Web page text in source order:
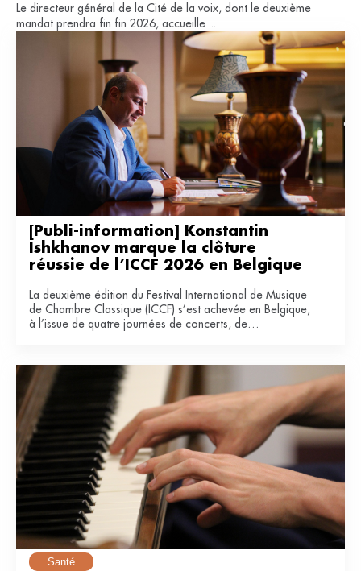
Le directeur général de la Cité de la voix, dont le deuxième
mandat prendra fin fin 2026, accueille ...
[Publi-information] Konstantin
Ishkhanov marque la clôture
réussie de l’ICCF 2026 en Belgique
La deuxième édition du Festival International de Musique
de Chambre Classique (ICCF) s’est achevée en Belgique,
à l’issue de quatre journées de concerts, de
Santé